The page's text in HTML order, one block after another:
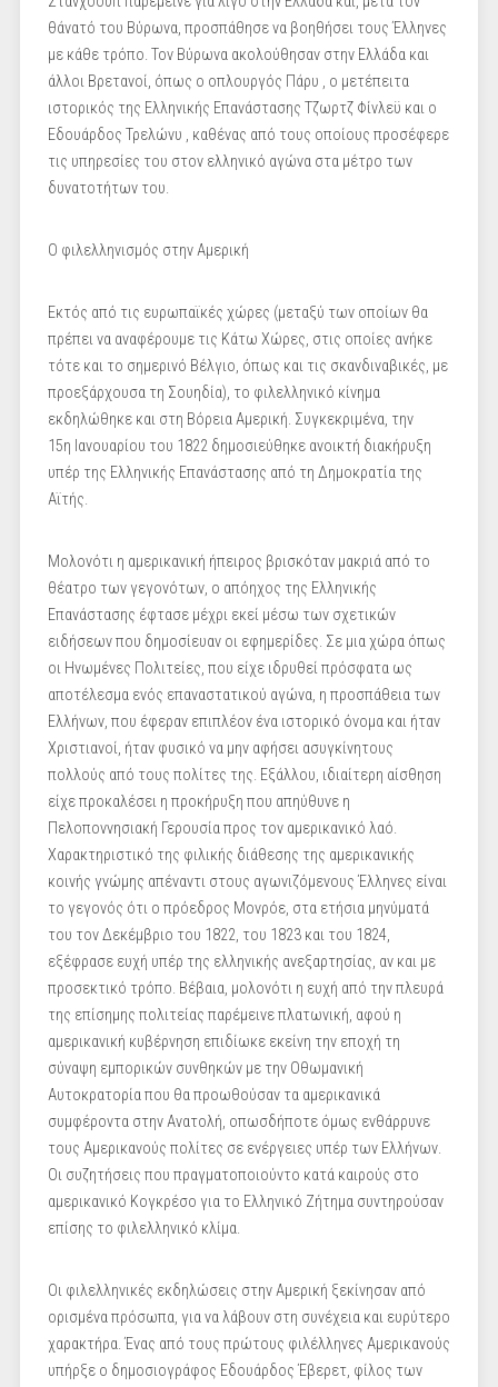
θάνατό του Βύρωνα, προσπάθησε να βοηθήσει τους Έλληνες
με κάθε τρόπο. Τον Βύρωνα ακολούθησαν στην Ελλάδα και
άλλοι Βρετανοί, όπως ο οπλουργός Πάρυ , ο μετέπειτα
ιστορικός της Ελληνικής Επανάστασης Τζωρτζ Φίνλεϋ και ο
Εδουάρδος Τρελώνυ , καθένας από τους οποίους προσέφερε
τις υπηρεσίες του στον ελληνικό αγώνα στα μέτρο των
δυνατοτήτων του.
Ο φιλελληνισμός στην Αμερική
Εκτός από τις ευρωπαϊκές χώρες (μεταξύ των οποίων θα
πρέπει να αναφέρουμε τις Κάτω Χώρες, στις οποίες ανήκε
τότε και το σημερινό Βέλγιο, όπως και τις σκανδιναβικές, με
προεξάρχουσα τη Σουηδία), το φιλελληνικό κίνημα
εκδηλώθηκε και στη Βόρεια Αμερική. Συγκεκριμένα, την
15η Ιανουαρίου του 1822 δημοσιεύθηκε ανοικτή διακήρυξη
υπέρ της Ελληνικής Επανάστασης από τη Δημοκρατία της
Αϊτής.
Μολονότι η αμερικανική ήπειρος βρισκόταν μακριά από το
θέατρο των γεγονότων, ο απόηχος της Ελληνικής
Επανάστασης έφτασε μέχρι εκεί μέσω των σχετικών
ειδήσεων που δημοσίευαν οι εφημερίδες. Σε μια χώρα όπως
οι Ηνωμένες Πολιτείες, που είχε ιδρυθεί πρόσφατα ως
αποτέλεσμα ενός επαναστατικού αγώνα, η προσπάθεια των
Ελλήνων, που έφεραν επιπλέον ένα ιστορικό όνομα και ήταν
Χριστιανοί, ήταν φυσικό να μην αφήσει ασυγκίνητους
πολλούς από τους πολίτες της. Εξάλλου, ιδιαίτερη αίσθηση
είχε προκαλέσει η προκήρυξη που απηύθυνε η
Πελοποννησιακή Γερουσία προς τον αμερικανικό λαό.
Χαρακτηριστικό της φιλικής διάθεσης της αμερικανικής
κοινής γνώμης απέναντι στους αγωνιζόμενους Έλληνες είναι
το γεγονός ότι ο πρόεδρος Μονρόε, στα ετήσια μηνύματά
του τον Δεκέμβριο του 1822, του 1823 και του 1824,
εξέφρασε ευχή υπέρ της ελληνικής ανεξαρτησίας, αν και με
προσεκτικό τρόπο. Βέβαια, μολονότι η ευχή από την πλευρά
της επίσημης πολιτείας παρέμεινε πλατωνική, αφού η
αμερικανική κυβέρνηση επιδίωκε εκείνη την εποχή τη
σύναψη εμπορικών συνθηκών με την Οθωμανική
Αυτοκρατορία που θα προωθούσαν τα αμερικανικά
συμφέροντα στην Ανατολή, οπωσδήποτε όμως ενθάρρυνε
τους Αμερικανούς πολίτες σε ενέργειες υπέρ των Ελλήνων.
Οι συζητήσεις που πραγματοποιούντο κατά καιρούς στο
αμερικανικό Κογκρέσο για το Ελληνικό Ζήτημα συντηρούσαν
επίσης το φιλελληνικό κλίμα.
Οι φιλελληνικές εκδηλώσεις στην Αμερική ξεκίνησαν από
ορισμένα πρόσωπα, για να λάβουν στη συνέχεια και ευρύτερο
χαρακτήρα. Ένας από τους πρώτους φιλέλληνες Αμερικανούς
υπήρξε ο δημοσιογράφος Εδουάρδος Έβερετ, φίλος των